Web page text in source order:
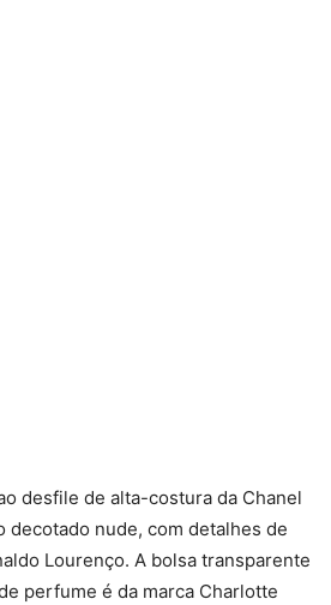
desfile de alta-costura da Chanel
decotado nude, com detalhes de
Lourenço. A bolsa transparente
perfume é da marca Charlotte